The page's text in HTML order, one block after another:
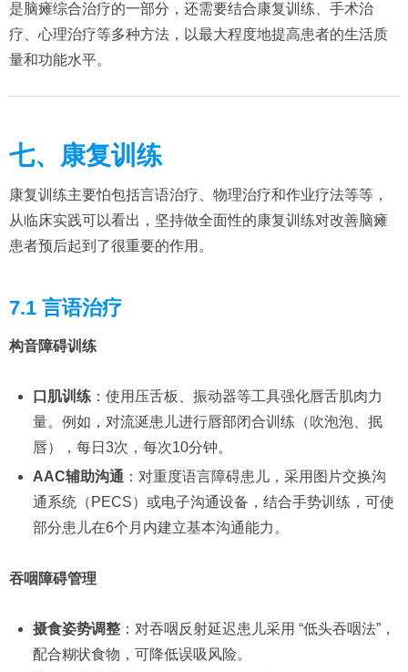
是脑瘫综合治疗的一部分，还需要结合康复训练、手术治
疗、心理治疗等多种方法，以最大程度地提高患者的生活质
量和功能水平。
七、康复训练
康复训练主要怕包括言语治疗、物理治疗和作业疗法等等，
从临床实践可以看出，坚持做全面性的康复训练对改善脑瘫
患者预后起到了很重要的作用。
7.1 言语治疗
构音障碍训练
口肌训练：使用压舌板、振动器等工具强化唇舌肌肉力
量。例如，对流涎患儿进行唇部闭合训练（吹泡泡、抿
唇），每日3次，每次10分钟。
AAC辅助沟通 ：对重度语言障碍患儿，采用图片交换沟
通系统（PECS）或电子沟通设备，结合手势训练，可使
部分患儿在6个月内建立基本沟通能力。
吞咽障碍管理
摄食姿势调整：对吞咽反射延迟患儿采用 “低头吞咽法”，
配合糊状食物，可降低误吸风险。